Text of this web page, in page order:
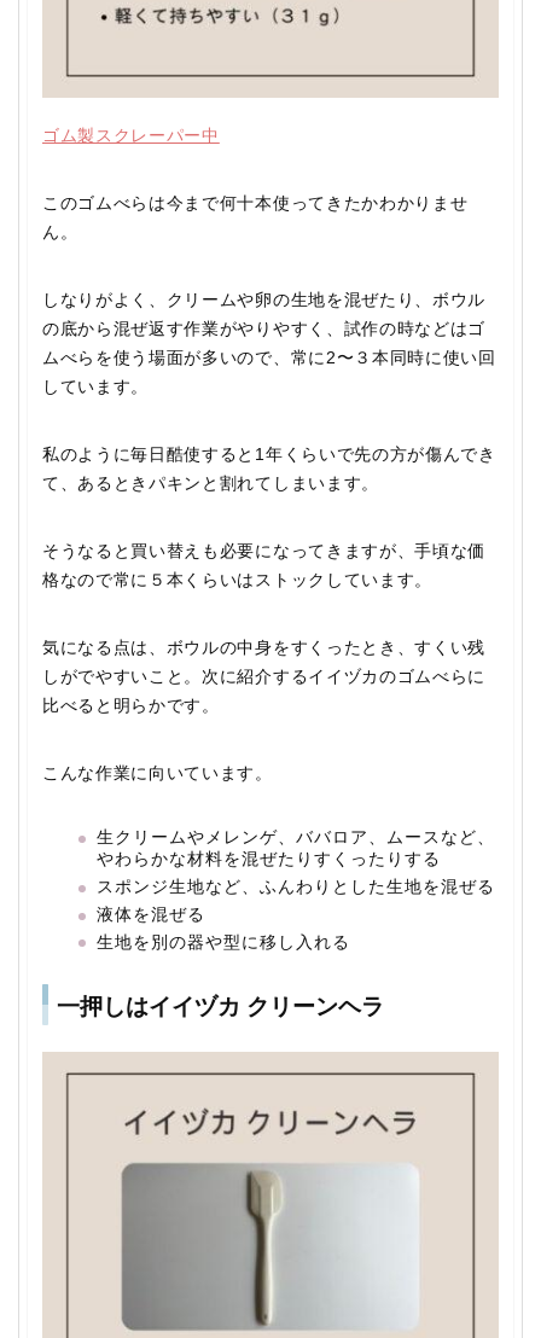
ゴム製スクレーパー中
このゴムべらは今まで何十本使ってきたかわかりませ
ん。
しなりがよく、クリームや卵の生地を混ぜたり、ボウル
の底から混ぜ返す作業がやりやすく、試作の時などはゴ
ムべらを使う場面が多いので、常に2〜３本同時に使い回
しています。
私のように毎日酷使すると1年くらいで先の方が傷んでき
て、あるときパキンと割れてしまいます。
そうなると買い替えも必要になってきますが、手頃な価
格なので常に５本くらいはストックしています。
気になる点は、ボウルの中身をすくったとき、すくい残
しがでやすいこと。次に紹介するイイヅカのゴムべらに
比べると明らかです。
こんな作業に向いています。
生クリームやメレンゲ、ババロア、ムースなど、
やわらかな材料を混ぜたりすくったりする
スポンジ生地など、ふんわりとした生地を混ぜる
液体を混ぜる
生地を別の器や型に移し入れる
一押しはイイヅカ クリーンヘラ